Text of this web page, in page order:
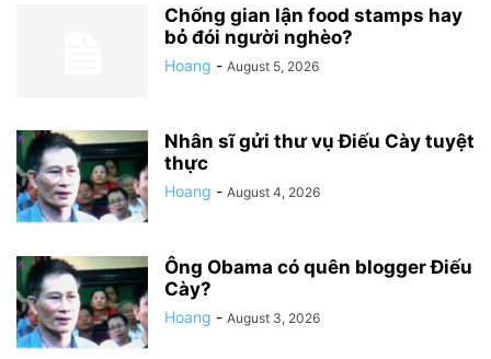
Chống gian lận food stamps hay
bỏ đói người nghèo?
Hoang - August 5, 2026
Nhân sĩ gửi thư vụ Điếu Cày tuyệt
thực
Hoang - August 4, 2026
Ông Obama có quên blogger Điếu
Cày?
Hoang - August 3, 2026